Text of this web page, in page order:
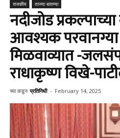
राजकीय ताज्या बातम्या
नदीजोड
आवश्यक
मिळवाव्यात -
राधाकृष्ण विखे-
च्या कडून प्रतिनिधी - February 14, 2025